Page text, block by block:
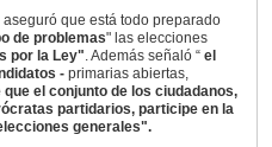
que está todo preparado
de problemas" las elecciones
por la Ley". Además señaló “ el
- primarias abiertas,
que el conjunto de los ciudadanos,
partidarios, participe en la
generales".